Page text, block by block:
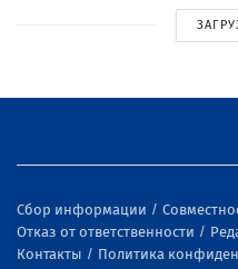
Сбор информации
Отказ от ответственности
Контакты
Политика